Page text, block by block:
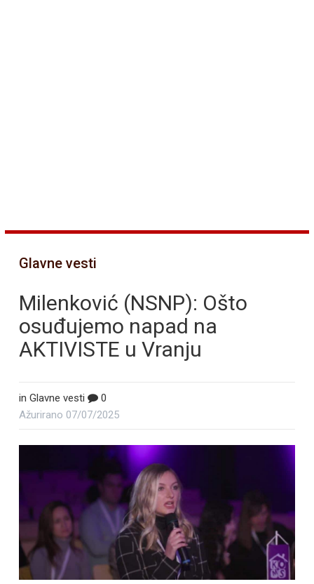
Glavne vesti
Milenković (NSNP): Ošto
osuđujemo napad na
AKTIVISTE u Vranju
in Glavne vesti
0
Ažurirano 07/07/2025